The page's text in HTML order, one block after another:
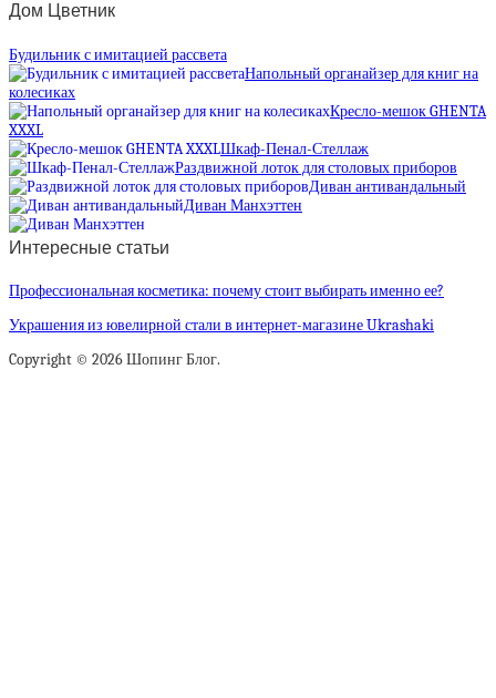
Дом Цветник
Будильник с имитацией рассвета
Напольный органайзер для книг на
колесиках
Кресло-мешок GHENTA
XXXL
Шкаф-Пенал-Стеллаж
Раздвижной лоток для столовых приборов
Диван антивандальный
Диван Манхэттен
Интересные статьи
Профессиональная косметика: почему стоит выбирать именно ее?
Украшения из ювелирной стали в интернет-магазине Ukrashaki
Copyright © 2026 Шопинг Блог.